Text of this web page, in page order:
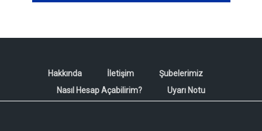
Hakkında İletişim
Şubelerimiz
Nasıl Hesap Açabilirim?
Uyarı Notu